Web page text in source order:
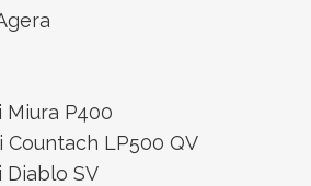
P400
LP500 QV
Diablo SV